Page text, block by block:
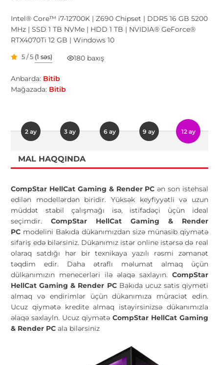
Intel® Core™ i7-12700K | Z690 Chipset | DDR5 16 GB 5200
MHz | SSD 1 TB NVMe | HDD 1 TB | NVIDIA® GeForce®
RTX4070Ti 12 GB | Windows 10
5 / 5 (1 səs) 180 baxış
Anbarda: Bitib
Mağazada: Bitib
2 ay 3 ay 6 ay 9 ay 12 ay
MAL HAQQINDA
CompStar HellCat Gaming & Render PC ən son istehsal
edilən modellərdən biridir. Yüksək keyfiyyətli və uzun
müddət stabil çalışmağı isə, istifadəçi üçün ideal
seçimdir.CompStar HellCat Gaming & Render
PC modelini Bakıda dükanımızdan sizə münasib qiymətə
sifariş edə bilərsiniz. Dükanımız istər online istərsə də real
olaraq satdığı hər bir texnikaya yazılı rəsmi zəmanət
təqdim edir. Daha ətraflı məlumat almaq üçün
dülkanımızın menecerləri ilə əlaqə saxlayın. CompStar
HellCat Gaming & Render PC Bakıda ucuz satis qiymeti
almaq və endirimlər üçün dükanımıza müraciət edin.
Ucuz qiymətə kredite almaq istəyirsinizsə dükanımızla
əlaqə saxlayln. Ucuz qiymətə CompStar HellCat Gaming
& Render PC ala bilərsiniz